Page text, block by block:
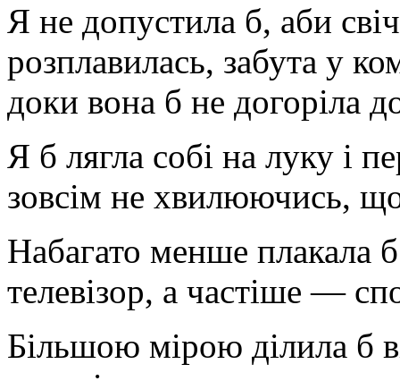
Я не допустила б, аби
розплавилась, забута у
доки вона б не догоріла
Я б лягла собі на луку і
зовсім не хвилюючись,
Набагато менше плакала
телевізор, а частіше —
Більшою мірою ділила б